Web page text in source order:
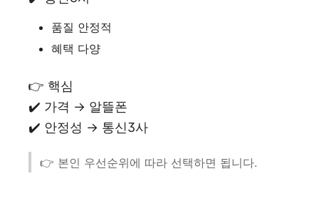
품질 안정적
혜택 다양
👉 핵심
✔️ 가격 → 알뜰폰
✔️ 안정성 → 통신3사
👉 본인 우선순위에 따라 선택하면 됩니다.